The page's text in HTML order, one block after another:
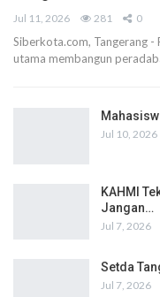
Jul 11, 2026 281 0
Siberkota.com, Tangerang -
utama membangun
Jul 10, 2026
KAHMI
Jangan…
Jul 7, 2026
Setda
Jul 7, 2026